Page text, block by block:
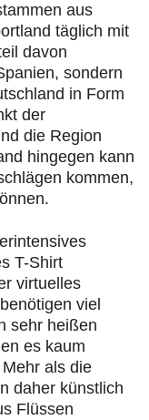
aus
täglich mit
davon
sondern
in Form
der
die Region
hingegen kann
kommen,
T-Shirt
virtuelles
viel
sehr heißen
es kaum
als die
daher künstlich
Flüssen